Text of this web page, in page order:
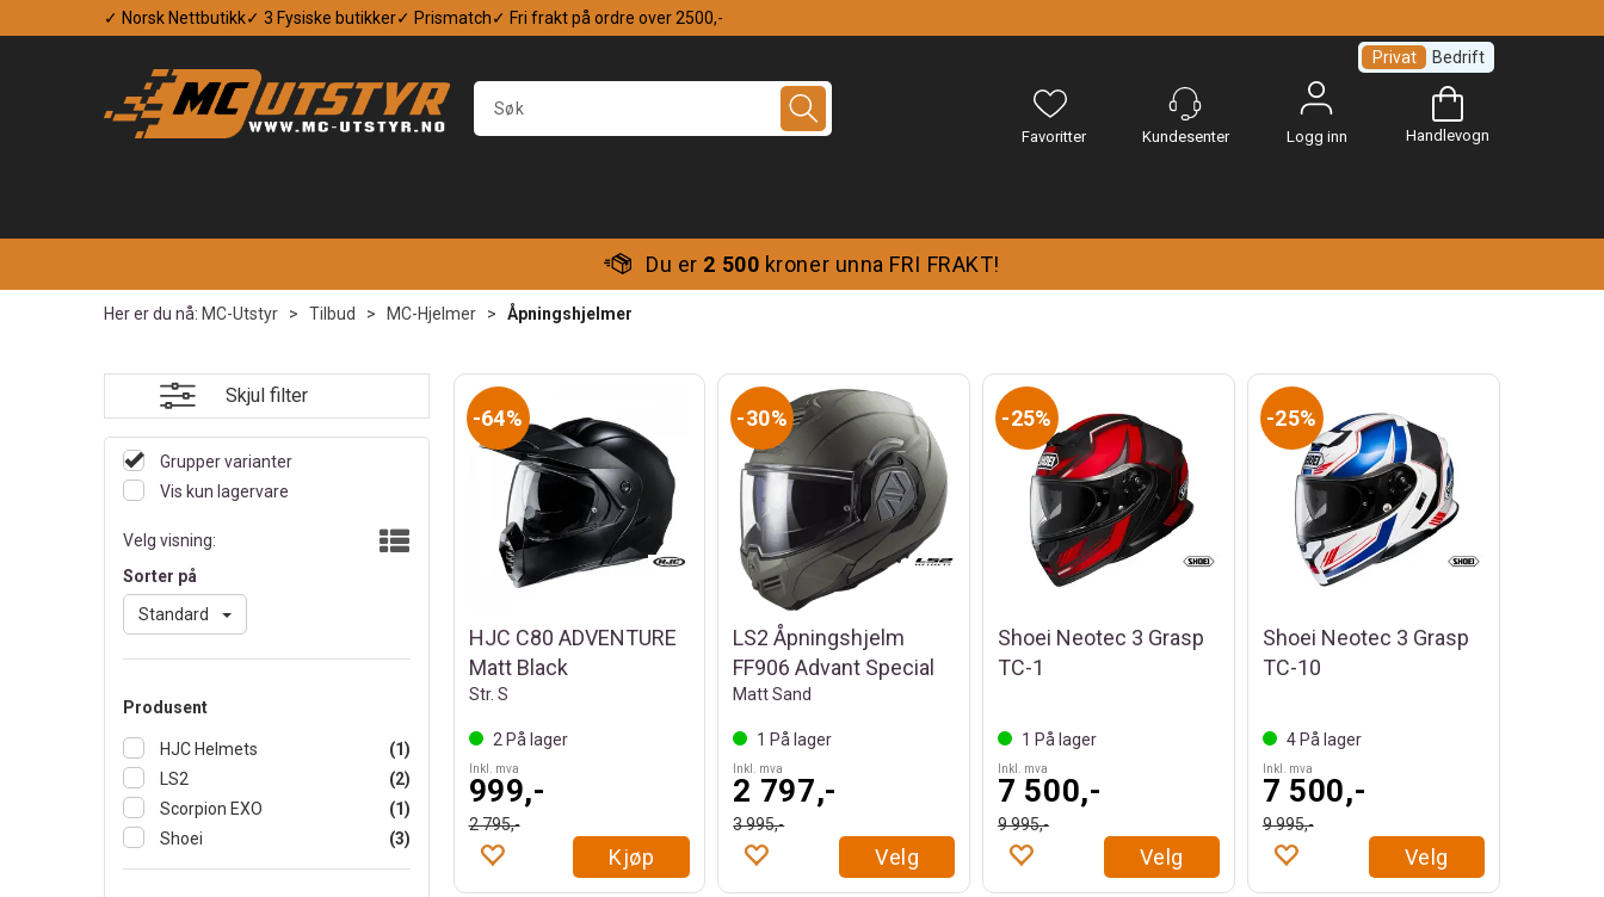
✓ Norsk Nettbutikk✓ 3 Fysiske butikker✓ Prismatch✓ Fri frakt på ordre over 2500,-
Logg inn
Privat Bedrift
Handlevogn
Du er 2 500 kroner unna FRI FRAKT!
Her er du nå: MC-Utstyr > Tilbud > MC-Hjelmer > Åpningshjelmer
Skjul filter
Grupper varianter
Vis kun lagervare
Velg visning:
Sorter på
Standard
Produsent
HJC Helmets
(1)
LS2
(2)
Scorpion EXO
(1)
Shoei
(3)
64%
HJC C80 ADVENTURE
Matt Black
Str. S
2 På lager
Inkl. mva
999,-
2 795,-
Kjøp
30%
LS2 Åpningshjelm
FF906 Advant Special
Matt Sand
1 På lager
Inkl. mva
2 797,-
3 995,-
Velg
25%
Shoei Neotec 3 Grasp
TC-1
1 På lager
Inkl. mva
7 500,-
9 995,-
Velg
25%
Shoei Neotec 3 Grasp
TC-10
4På lager
Inkl. mva
7 500,-
9 995,-
Velg